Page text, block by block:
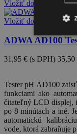
Vložiť do košíka
Vložiť do košíka
ADWA AD100
31,95 € (s DPH) 35,50
Tester pH AD100
funkciami ako
čitateľný LCD displej,
po 8 minútach a iné.
automatickú
vode, ktorá zabraňuje